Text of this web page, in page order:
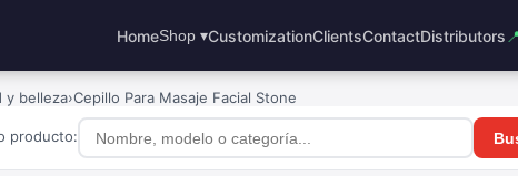
HomeShop ▾CustomizationClientsContactDistributors
y belleza›Cepillo Para Masaje Facial Stone
producto: